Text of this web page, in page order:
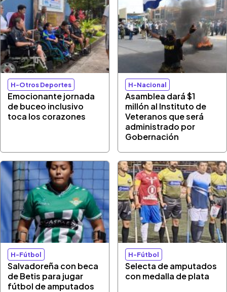
H-Otros Deportes
Emocionante jornada
de buceo inclusivo
toca los corazones
H-Nacional
Asamblea dará $1
millón al Instituto de
Veteranos que será
administrado por
Gobernación
H-Fútbol
Salvadoreña con beca
de Betis para jugar
fútbol de amputados
H-Fútbol
Selecta de amputados
con medalla de plata